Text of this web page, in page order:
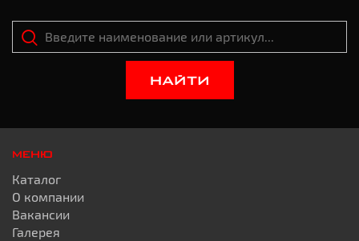
НАЙТИ
МЕНЮ
Каталог
О компании
Вакансии
Галерея